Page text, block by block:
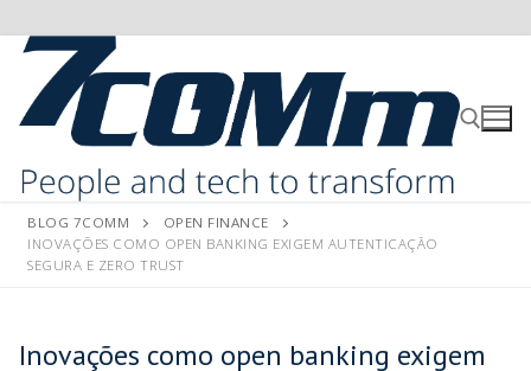
BLOG 7COMM
OPEN FINANCE
INOVAÇÕES COMO OPEN BANKING EXIGEM AUTENTICAÇÃO
SEGURA E ZERO TRUST
Inovações como open banking exigem